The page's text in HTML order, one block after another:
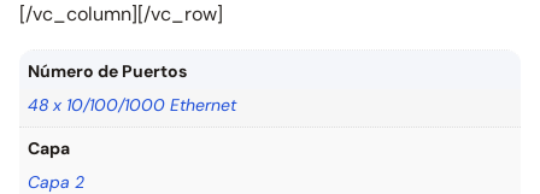
[/vc_column][/vc_row]
Número de Puertos
48 x 10/100/1000 Ethernet
Capa
Capa 2